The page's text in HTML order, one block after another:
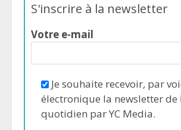
S'inscrire à la newsletter
Votre e-mail
Je souhaite recevoir, par
électronique la newsletter de
quotidien par YC Media.